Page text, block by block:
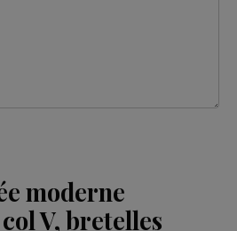
moderne
V, bretelles